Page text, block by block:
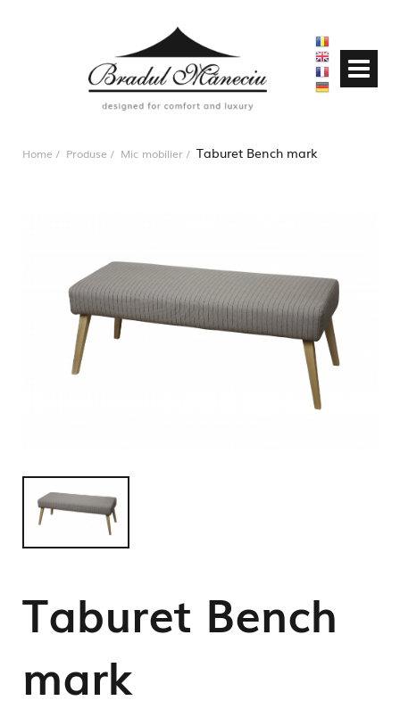
Home Produse Mic mobilier Taburet Bench mark
Taburet Bench
mark